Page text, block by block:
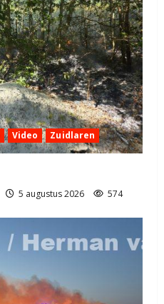
Video Zuidlaren
5 augustus 2026 574